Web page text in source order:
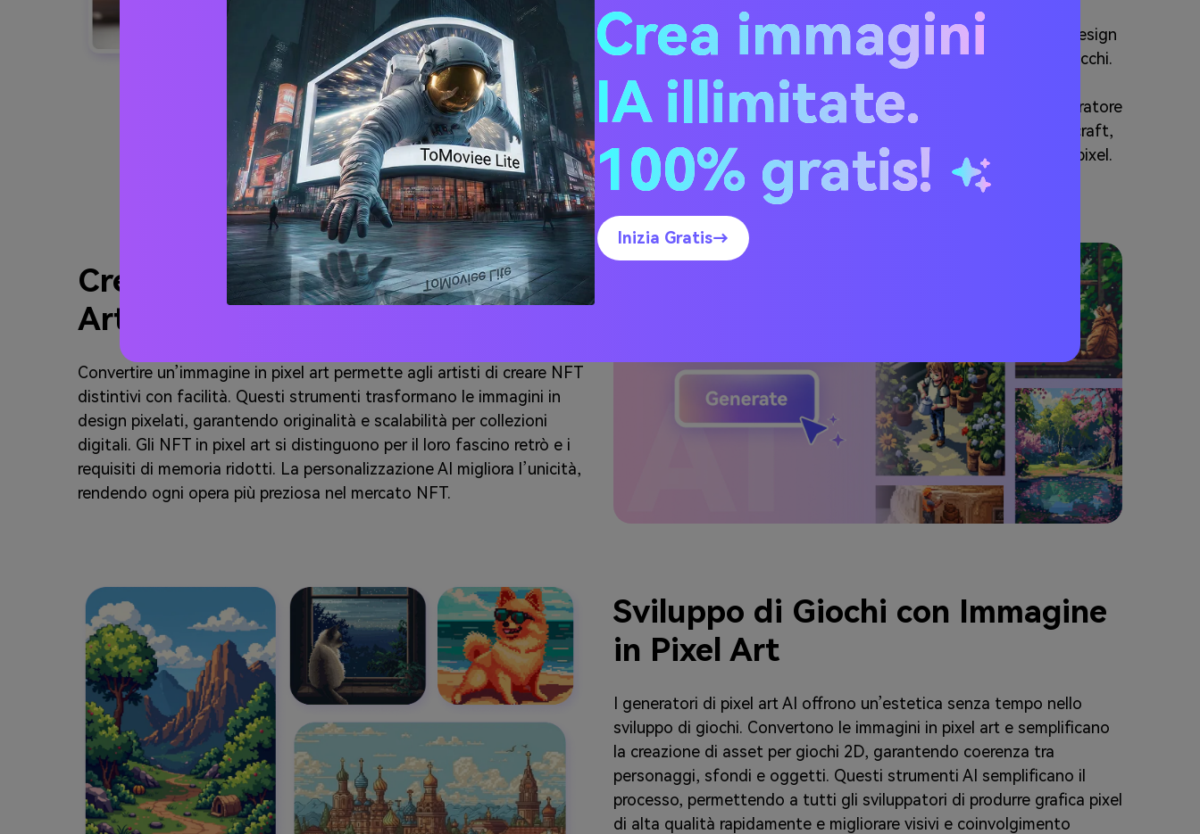
Un creatore di pixel art per Minecraft trasforma le immagini in design
pixelati da usare nel gioco, portando creatività nel mondo di blocchi.
Convertendo le immagini in griglie compatibili con Minecraft, i
giocatori possono ricreare personaggi, loghi o paesaggi. Il generatore
Pixel AI semplifica il processo mappando i colori ai blocchi Minecraft,
rendendolo accessibile anche ai principianti nella costruzione a pixel.
Crea NFT con Generatore AI Pixel
Art
Convertire un’immagine in pixel art permette agli artisti di creare NFT
distintivi con facilità. Questi strumenti trasformano le immagini in
design pixelati, garantendo originalità e scalabilità per collezioni
digitali. Gli NFT in pixel art si distinguono per il loro fascino retrò e i
requisiti di memoria ridotti. La personalizzazione AI migliora l’unicità,
rendendo ogni opera più preziosa nel mercato NFT.
Sviluppo di Giochi con Immagine
in Pixel Art
I generatori di pixel art AI offrono un’estetica senza tempo nello
sviluppo di giochi. Convertono le immagini in pixel art e semplificano
la creazione di asset per giochi 2D, garantendo coerenza tra
personaggi, sfondi e oggetti. Questi strumenti AI semplificano il
processo, permettendo a tutti gli sviluppatori di produrre grafica pixel
di alta qualità rapidamente e migliorare visivi e coinvolgimento
Crea immagini
IA illimitate.
100% gratis!
Inizia Gratis→